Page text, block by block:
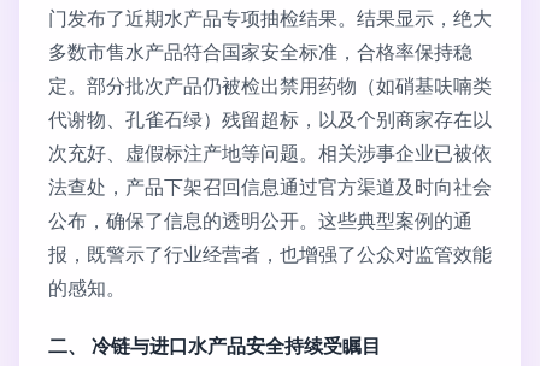
门发布了近期水产品专项抽检结果。结果显示，绝大
多数市售水产品符合国家安全标准，合格率保持稳
定。部分批次产品仍被检出禁用药物（如硝基呋喃类
代谢物、孔雀石绿）残留超标，以及个别商家存在以
次充好、虚假标注产地等问题。相关涉事企业已被依
法查处，产品下架召回信息通过官方渠道及时向社会
公布，确保了信息的透明公开。这些典型案例的通
报，既警示了行业经营者，也增强了公众对监管效能
的感知。
二、 冷链与进口水产品安全持续受瞩目